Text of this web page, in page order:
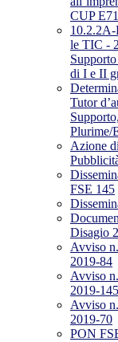
CUP
le TIC -
di I e II
Tutor
Plurime/
Azione
FSE 145
Disagio
Avviso
2019-84
Avviso
2019-145
Avviso
2019-70
PON